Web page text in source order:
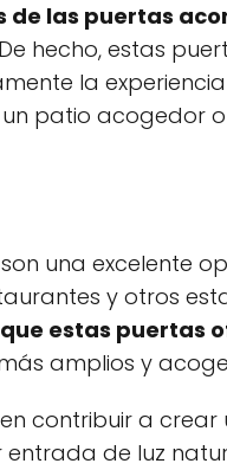
de las puertas
hecho, estas
la
patio acogedor
una excelente
y otros
estas puertas
amplios y
contribuir a
de luz